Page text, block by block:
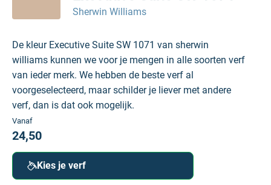
Sherwin Williams
De kleur Executive Suite SW 1071 van sherwin
williams kunnen we voor je mengen in alle soorten verf
van ieder merk. We hebben de beste verf al
voorgeselecteerd, maar schilder je liever met andere
verf, dan is dat ook mogelijk.
Vanaf
24,50
Kies je verf